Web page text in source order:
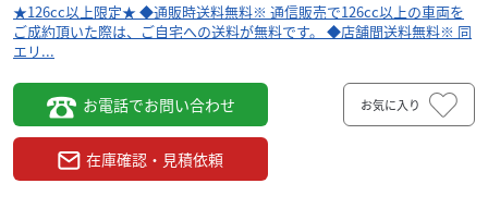
★126cc以上限定★ ◆通販時送料無料※ 通信販売で126cc以上の車両を
ご成約頂いた際は、ご自宅への送料が無料です。 ◆店舗間送料無料※ 同
エリ...
お電話でお問い合わせ
在庫確認・見積依頼
お気に入り